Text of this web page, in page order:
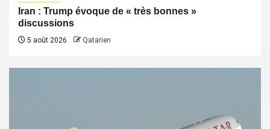
Iran : Trump évoque de « très bonnes »
discussions
5 août 2026 Qatarien